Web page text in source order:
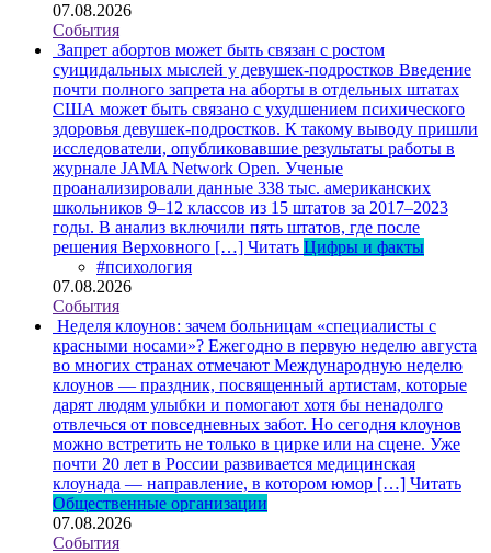
07.08.2026
События
Запрет абортов может быть связан с ростом
суицидальных мыслей у девушек-подростков Введение
почти полного запрета на аборты в отдельных штатах
США может быть связано с ухудшением психического
здоровья девушек-подростков. К такому выводу пришли
исследователи, опубликовавшие результаты работы в
журнале JAMA Network Open. Ученые
проанализировали данные 338 тыс. американских
школьников 9–12 классов из 15 штатов за 2017–2023
годы. В анализ включили пять штатов, где после
решения Верховного […] Читать Цифры и факты
#психология
07.08.2026
События
Неделя клоунов: зачем больницам «специалисты с
красными носами»? Ежегодно в первую неделю августа
во многих странах отмечают Международную неделю
клоунов — праздник, посвященный артистам, которые
дарят людям улыбки и помогают хотя бы ненадолго
отвлечься от повседневных забот. Но сегодня клоунов
можно встретить не только в цирке или на сцене. Уже
почти 20 лет в России развивается медицинская
клоунада — направление, в котором юмор […] Читать
Общественные организации
07.08.2026
События